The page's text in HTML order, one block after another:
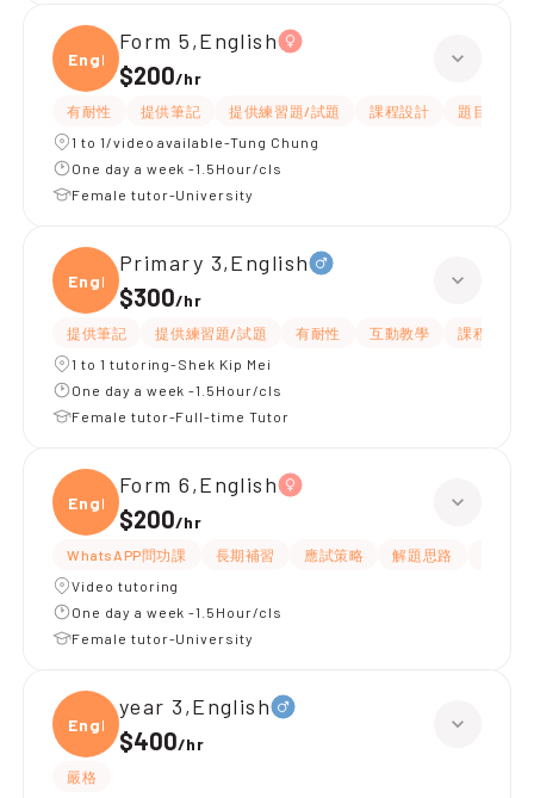
Engli
Form 5,English
$200/hr
有耐性 提供筆記 提供練習題/試題 課程設計
題目講解
1 to 1/video available-Tung Chung
One day a week -1.5Hour/cls
Female tutor-University
Engli
Primary 3,English
$300/hr
提供筆記 提供練習題/試題 有耐性 互動教學
課程設計
1 to 1 tutoring-Shek Kip Mei
One day a week -1.5Hour/cls
Female tutor-Full-time Tutor
Engli
Form 6,English
$200/hr
WhatsAPP問功課 長期補習 應試策略 解題思路
Video tutoring
One day a week -1.5Hour/cls
Female tutor-University
Engli
year 3,English
$400/hr
嚴格